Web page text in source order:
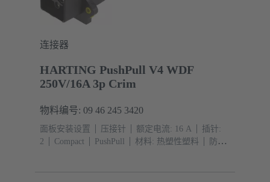
连接器
HARTING PushPull V4 WDF
250V/16A 3p Crim
物料编号: 09 46 245 3420
面板安装设置 压接针 额定电流: ‌16 A
插针:
2
Compact PushPull 材料: 热塑性塑料
防护等